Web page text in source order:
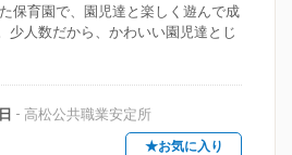
保育園で、園児達と楽しく遊んで成
少人数だから、かわいい園児達とじ
- 高松公共職業安定所
★お気に入り